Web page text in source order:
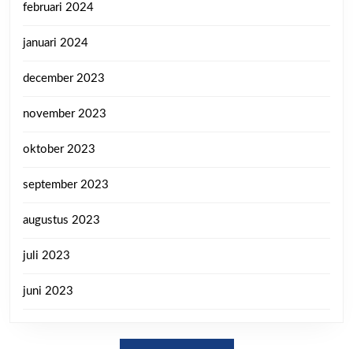
februari 2024
januari 2024
december 2023
november 2023
oktober 2023
september 2023
augustus 2023
juli 2023
juni 2023